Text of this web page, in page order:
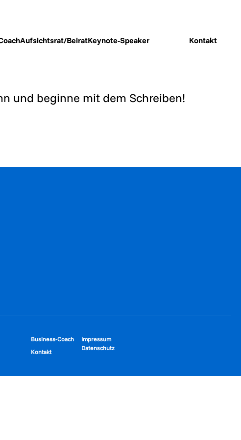
Aufsichtsrat/BeiratKeynote-Speaker Kontakt
und beginne mit dem Schreiben!
Business-Coach
Kontakt
Impressum
Datenschutz